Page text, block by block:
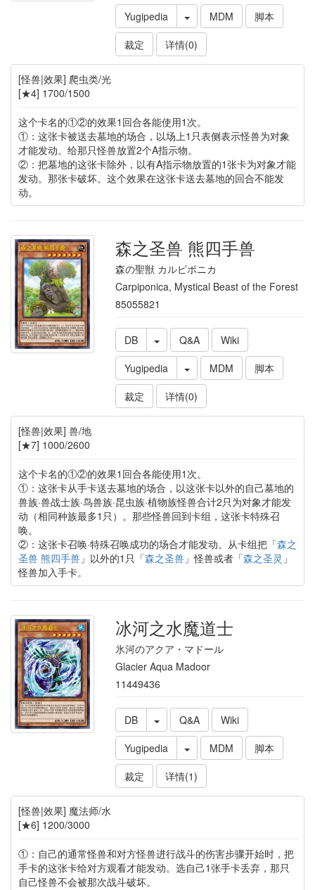
Yugipedia MDM
脚本
裁定
详情(0)
[怪兽|效果] 爬虫类/光
[★4] 1700/1500
这个卡名的①②的效果1回合各能使用1次。
①：这张卡被送去墓地的场合，以场上1只表侧表示怪兽为对象
才能发动。给那只怪兽放置2个A指示物。
②：把墓地的这张卡除外，以有A指示物放置的1张卡为对象才能
发动。那张卡破坏。这个效果在这张卡送去墓地的回合不能发
动。
森之圣兽 熊四手兽
森の聖獣 カルピポニカ
Carpiponica, Mystical Beast of the Forest
85055821
DB Q&A
Wiki
Yugipedia
MDM
脚本
裁定
详情(0)
[怪兽|效果] 兽/地
[★7] 1000/2600
这个卡名的①②的效果1回合各能使用1次。
①：这张卡从手卡送去墓地的场合，以这张卡以外的自己墓地的
兽族·兽战士族·鸟兽族·昆虫族·植物族怪兽合计2只为对象才能发
动（相同种族最多1只）。那些怪兽回到卡组，这张卡特殊召
唤。
②：这张卡召唤·特殊召唤成功的场合才能发动。从卡组把「森之
圣兽 熊四手兽」以外的1只「森之圣兽」怪兽或者「森之圣灵 」
怪兽加入手卡。
冰河之水魔道士
氷河のアクア・マドール
Glacier Aqua Madoor
11449436
DB Q&A
Wiki
Yugipedia
MDM
脚本
裁定
详情(1)
[怪兽|效果] 魔法师/水
[★6] 1200/3000
①：自己的通常怪兽和对方怪兽进行战斗的伤害步骤开始时，把
手卡的这张卡给对方观看才能发动。选自己1张手卡丢弃，那只
自己怪兽不会被那次战斗破坏。